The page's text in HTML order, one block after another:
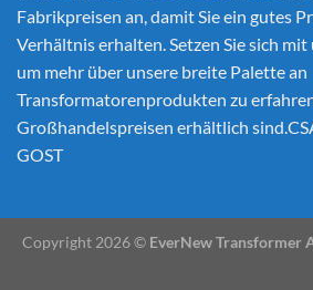
Fabrikpreisen an, damit Sie ein gutes
Verhältnis erhalten. Setzen Sie sich mit
um mehr über unsere breite Palette an
Transformatorenprodukten zu
Großhandelspreisen erhältlich
GOST
Copyright 2026 © EverNew Transformer